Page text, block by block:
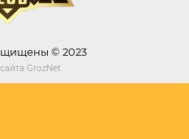
© 2023
GrozNet